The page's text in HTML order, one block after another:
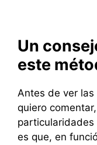
Un
este
Antes de ver
quiero
es que, en